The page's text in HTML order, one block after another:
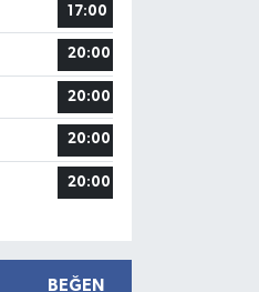
17:00
20:00
20:00
20:00
20:00
BEĞEN